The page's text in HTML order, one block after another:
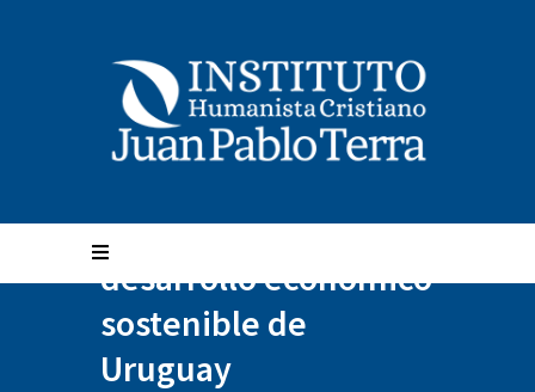
estrategias para el
desarrollo económico
sostenible de
Uruguay